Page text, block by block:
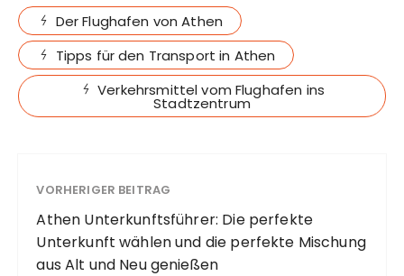
Der Flughafen von Athen
Tipps für den Transport in Athen
Verkehrsmittel vom Flughafen ins
Stadtzentrum
VORHERIGER BEITRAG
Athen Unterkunftsführer: Die perfekte
Unterkunft wählen und die perfekte Mischung
aus Alt und Neu genießen